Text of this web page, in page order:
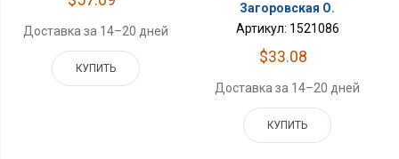
Доставка за 14–20 дней
КУПИТЬ
Загоровская О.
Артикул: 1521086
$33.08
Доставка за 14–20 дней
КУПИТЬ